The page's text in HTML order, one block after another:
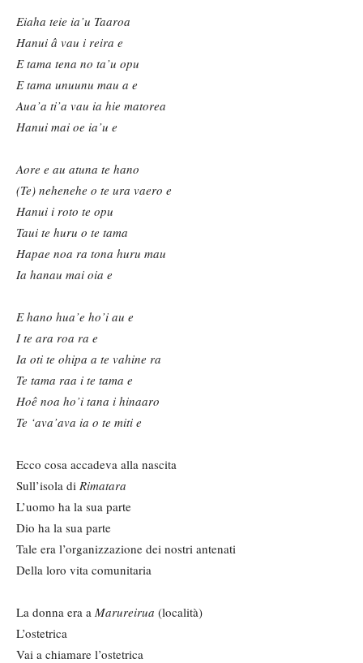
Eiaha teie ia’u Taaroa
Hanui â vau i reira e
E tama tena no ta’u opu
E tama unuunu mau a e
Aua’a ti’a vau ia hie matorea
Hanui mai oe ia’u e
Aore e au atuna te hano
(Te) nehenehe o te ura vaero e
Hanui i roto te opu
Taui te huru o te tama
Hapae noa ra tona huru mau
Ia hanau mai oia e
E hano hua’e ho’i au e
I te ara roa ra e
Ia oti te ohipa a te vahine ra
Te tama raa i te tama e
Hoê noa ho’i tana i hinaaro
Te ‘ava’ava ia o te miti e
Ecco cosa accadeva alla nascita
Sull’isola di Rimatara
L’uomo ha la sua parte
Dio ha la sua parte
Tale era l’organizzazione dei nostri antenati
Della loro vita comunitaria
La donna era a Marureirua (località)
L’ostetrica
Vai a chiamare l’ostetrica